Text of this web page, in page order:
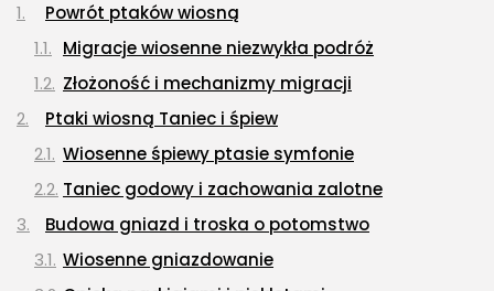
Powrót ptaków wiosną
Migracje wiosenne niezwykła podróż
Złożoność i mechanizmy migracji
Ptaki wiosną Taniec i śpiew
Wiosenne śpiewy ptasie symfonie
Taniec godowy i zachowania zalotne
Budowa gniazd i troska o potomstwo
Wiosenne gniazdowanie